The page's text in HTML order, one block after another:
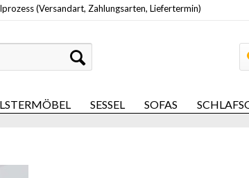
(Versandart, Zahlungsarten, Liefertermin)
SESSEL SOFAS